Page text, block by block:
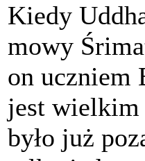
Kiedy
mowy
on uczniem
jest wielkim
było już